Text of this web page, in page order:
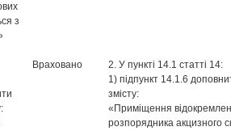
з
Враховано
2. У пункті 14.1 статті 14:
1) підпункт 14.1.6
змісту:
«Приміщення
розпорядника акцизного